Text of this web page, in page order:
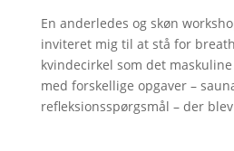
En anderledes og skøn
inviteret mig til at stå for
kvindecirkel som det
med forskellige opgaver –
refleksionsspørgsmål – der